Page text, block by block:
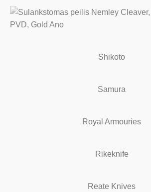
Shikoto
Samura
Royal Armouries
Rikeknife
Reate Knives